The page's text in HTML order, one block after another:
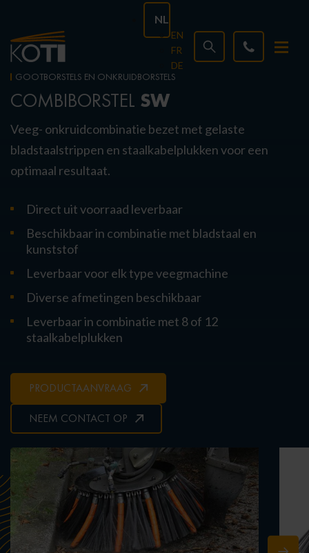
NL
EN
FR
DE
GOOTBORSTELS EN ONKRUIDBORSTELS
COMBIBORSTEL SW
Veeg- onkruidcombinatie bezet met gelaste
bladstaalstrippen en staalkabelplukken voor een
optimaal resultaat.
Direct uit voorraad leverbaar
Beschikbaar in combinatie met bladstaal en
kunststof
Leverbaar voor elk type veegmachine
Diverse afmetingen beschikbaar
Leverbaar in combinatie met 8 of 12
staalkabelplukken
PRODUCTAANVRAAG
NEEM CONTACT OP